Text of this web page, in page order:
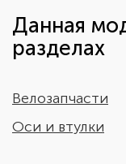
Данная
разделах
Велозапчасти
Оси и втулки